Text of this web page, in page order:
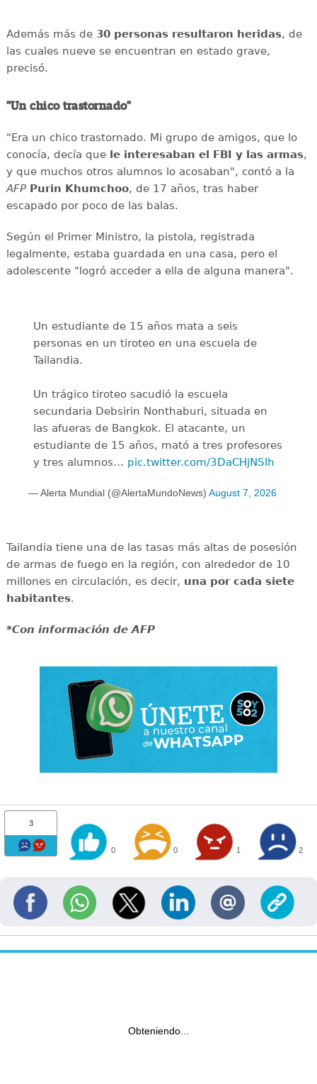
Además más de 30 personas resultaron heridas, de
las cuales nueve se encuentran en estado grave,
precisó.
"Un chico trastornado"
"Era un chico trastornado. Mi grupo de amigos, que lo
conocía, decía que le interesaban el FBI y las armas,
y que muchos otros alumnos lo acosaban", contó a la
AFP Purin Khumchoo, de 17 años, tras haber
escapado por poco de las balas.
Según el Primer Ministro, la pistola, registrada
legalmente, estaba guardada en una casa, pero el
adolescente "logró acceder a ella de alguna manera".
Un estudiante de 15 años mata a seis
personas en un tiroteo en una escuela de
Tailandia.
Un trágico tiroteo sacudió la escuela
secundaria Debsirin Nonthaburi, situada en
las afueras de Bangkok. El atacante, un
estudiante de 15 años, mató a tres profesores
y tres alumnos… pic.twitter.com/3DaCHjNSIh
— Alerta Mundial (@AlertaMundoNews) August 7, 2026
Tailandia tiene una de las tasas más altas de posesión
de armas de fuego en la región, con alrededor de 10
millones en circulación, es decir, una por cada siete
habitantes.
*Con información de AFP
3
0 0 1 2
Obteniendo...